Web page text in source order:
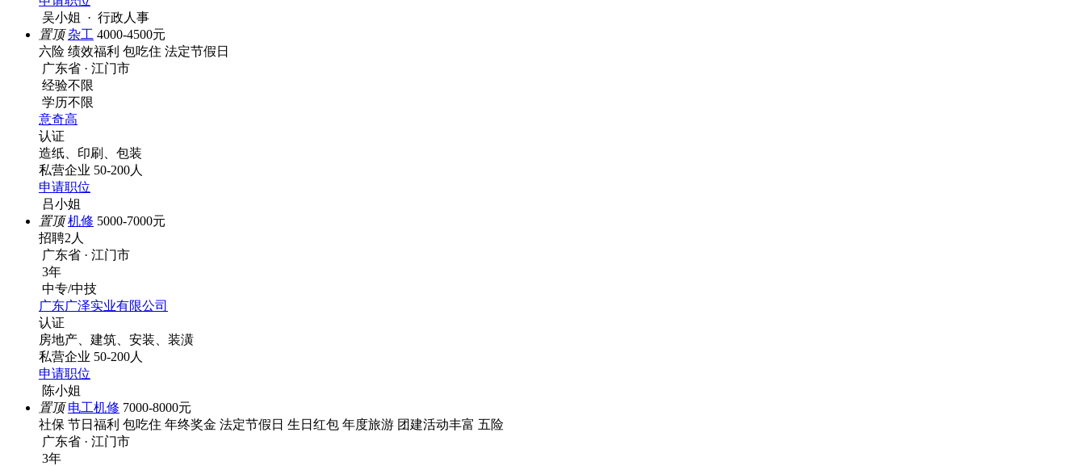
吴小姐 · 行政人事
置顶 杂工 4000-4500元
六险 绩效福利 包吃住 法定节假日
广东省 · 江门市
经验不限
学历不限
意奇高
认证
造纸、印刷、包装
私营企业 50-200人
申请职位
吕小姐
置顶 机修 5000-7000元
招聘2人
广东省 · 江门市
3年
中专/中技
广东广泽实业有限公司
认证
房地产、建筑、安装、装潢
私营企业 50-200人
申请职位
陈小姐
置顶 电工机修 7000-8000元
社保 节日福利 包吃住 年终奖金 法定节假日 生日红包 年度旅游 团建活动丰富 五险
广东省 · 江门市
3年